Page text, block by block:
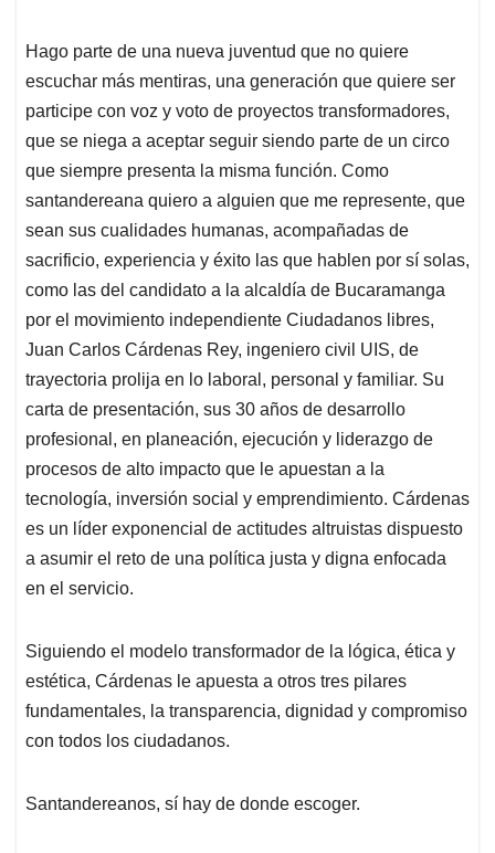
Hago parte de una nueva juventud que no quiere
escuchar más mentiras, una generación que quiere ser
participe con voz y voto de proyectos transformadores,
que se niega a aceptar seguir siendo parte de un circo
que siempre presenta la misma función. Como
santandereana quiero a alguien que me represente, que
sean sus cualidades humanas, acompañadas de
sacrificio, experiencia y éxito las que hablen por sí solas,
como las del candidato a la alcaldía de Bucaramanga
por el movimiento independiente Ciudadanos libres,
Juan Carlos Cárdenas Rey, ingeniero civil UIS, de
trayectoria prolija en lo laboral, personal y familiar. Su
carta de presentación, sus 30 años de desarrollo
profesional, en planeación, ejecución y liderazgo de
procesos de alto impacto que le apuestan a la
tecnología, inversión social y emprendimiento. Cárdenas
es un líder exponencial de actitudes altruistas dispuesto
a asumir el reto de una política justa y digna enfocada
en el servicio.
Siguiendo el modelo transformador de la lógica, ética y
estética, Cárdenas le apuesta a otros tres pilares
fundamentales, la transparencia, dignidad y compromiso
con todos los ciudadanos.
Santandereanos, sí hay de donde escoger.